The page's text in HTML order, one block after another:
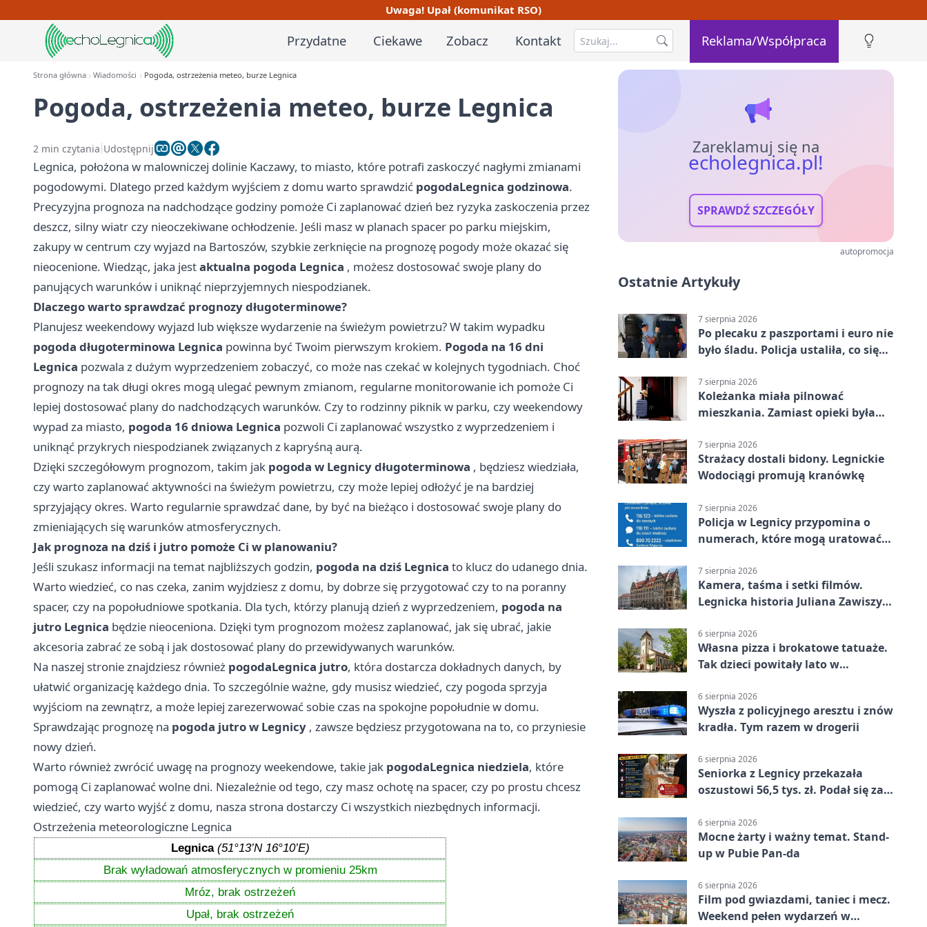
Uwaga! Upał (komunikat RSO)
Przydatne Ciekawe Zobacz Kontakt Reklama/Współpraca
Strona główna Wiadomości Pogoda, ostrzeżenia meteo, burze Legnica
Pogoda, ostrzeżenia meteo, burze Legnica
2 min czytania Udostępnij
Legnica, położona w malowniczej dolinie Kaczawy, to miasto, które potrafi zaskoczyć nagłymi zmianami
pogodowymi. Dlatego przed każdym wyjściem z domu warto sprawdzić pogodaLegnica godzinowa.
Precyzyjna prognoza na nadchodzące godziny pomoże Ci zaplanować dzień bez ryzyka zaskoczenia przez
deszcz, silny wiatr czy nieoczekiwane ochłodzenie. Jeśli masz w planach spacer po parku miejskim,
zakupy w centrum czy wyjazd na Bartoszów, szybkie zerknięcie na prognozę pogody może okazać się
nieocenione. Wiedząc, jaka jestaktualna pogoda Legnica , możesz dostosować swoje plany do
panujących warunków i uniknąć nieprzyjemnych niespodzianek.
Dlaczego warto sprawdzać prognozy długoterminowe?
Planujesz weekendowy wyjazd lub większe wydarzenie na świeżym powietrzu? W takim wypadku
pogoda długoterminowa Legnica powinna być Twoim pierwszym krokiem. Pogoda na 16 dni
Legnica pozwala z dużym wyprzedzeniem zobaczyć, co może nas czekać w kolejnych tygodniach. Choć
prognozy na tak długi okres mogą ulegać pewnym zmianom, regularne monitorowanie ich pomoże Ci
lepiej dostosować plany do nadchodzących warunków. Czy to rodzinny piknik w parku, czy weekendowy
wypad za miasto, pogoda 16 dniowa Legnica pozwoli Ci zaplanować wszystko z wyprzedzeniem i
uniknąć przykrych niespodzianek związanych z kapryśną aurą.
Dzięki szczegółowym prognozom, takim jak pogoda w Legnicy długoterminowa , będziesz wiedziała,
czy warto zaplanować aktywności na świeżym powietrzu, czy może lepiej odłożyć je na bardziej
sprzyjający okres. Warto regularnie sprawdzać dane, by być na bieżąco i dostosować swoje plany do
zmieniających się warunków atmosferycznych.
Jak prognoza na dziś i jutro pomoże Ci w planowaniu?
Jeśli szukasz informacji na temat najbliższych godzin, pogoda na dziś Legnica to klucz do udanego dnia.
Warto wiedzieć, co nas czeka, zanim wyjdziesz z domu, by dobrze się przygotować czy to na poranny
spacer, czy na popołudniowe spotkania. Dla tych, którzy planują dzień z wyprzedzeniem, pogoda na
jutro Legnica będzie nieoceniona. Dzięki tym prognozom możesz zaplanować, jak się ubrać, jakie
akcesoria zabrać ze sobą i jak dostosować plany do przewidywanych warunków.
Na naszej stronie znajdziesz również pogodaLegnica jutro, która dostarcza dokładnych danych, by
ułatwić organizację każdego dnia. To szczególnie ważne, gdy musisz wiedzieć, czy pogoda sprzyja
wyjściom na zewnątrz, a może lepiej zarezerwować sobie czas na spokojne popołudnie w domu.
Sprawdzając prognozę na pogoda jutro w Legnicy , zawsze będziesz przygotowana na to, co przyniesie
nowy dzień.
Warto również zwrócić uwagę na prognozy weekendowe, takie jak pogodaLegnica niedziela, które
pomogą Ci zaplanować wolne dni. Niezależnie od tego, czy masz ochotę na spacer, czy po prostu chcesz
wiedzieć, czy warto wyjść z domu, nasza strona dostarczy Ci wszystkich niezbędnych informacji.
Ostrzeżenia meteorologiczne Legnica
Legnica (51°13’N 16°10’E)
Brak wyładowań atmosferycznych w promieniu 25km
Mróz, brak ostrzeżeń
Upał, brak ostrzeżeń
Zareklamuj się na
echolegnica.pl!
SPRAWDŹ SZCZEGÓŁY
autopromocja
Ostatnie Artykuły
7 sierpnia 2026
Po plecaku z paszportami i euro nie
było śladu. Policja ustaliła, co się
7 sierpnia 2026
Koleżanka miała pilnować
mieszkania. Zamiast opieki była
7 sierpnia 2026
Strażacy dostali bidony. Legnickie
Wodociągi promują kranówkę
7 sierpnia 2026
Policja w Legnicy przypomina o
numerach, które mogą uratować
7 sierpnia 2026
Kamera, taśma i setki filmów.
Legnicka historia Juliana Zawiszy
6 sierpnia 2026
Własna pizza i brokatowe tatuaże.
Tak dzieci powitały lato w
6 sierpnia 2026
Wyszła z policyjnego aresztu i znów
kradła. Tym razem w drogerii
6 sierpnia 2026
Seniorka z Legnicy przekazała
oszustowi 56,5 tys. zł. Podał się za
6 sierpnia 2026
Mocne żarty i ważny temat. Stand-
up w Pubie Pan-da
6 sierpnia 2026
Film pod gwiazdami, taniec i mecz.
Weekend pełen wydarzeń w